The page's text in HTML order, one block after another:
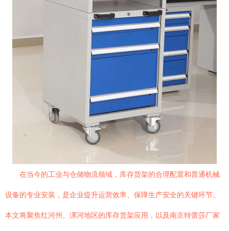
在当今的工业与仓储物流领域，库存货架的合理配置和普通机械
设备的专业安装，是企业提升运营效率、保障生产安全的关键环节。
本文将聚焦红河州、漯河地区的库存货架应用，以及南京特蕾莎厂家